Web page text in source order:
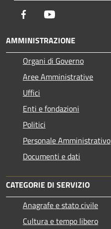
Facebook
AMMINISTRAZIONE
Organi di Governo
Aree Amministrative
Uffici
Enti e fondazioni
Politici
Personale Amministrativo
Documenti e dati
CATEGORIE DI SERVIZIO
Anagrafe e stato civile
Cultura e tempo libero